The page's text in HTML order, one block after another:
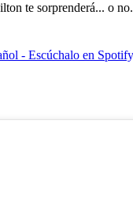
te sorprenderá... o no.